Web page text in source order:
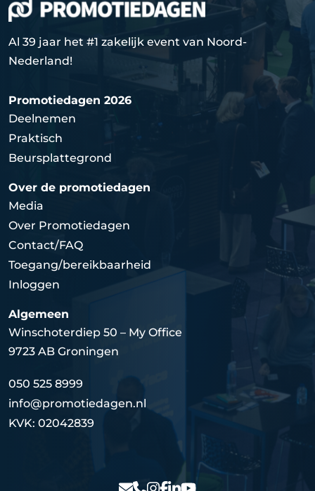
Al 39 jaar het #1 zakelijk event van Noord-
Nederland!
Promotiedagen 2026
Deelnemen
Praktisch
Beursplattegrond
Over de promotiedagen
Media
Over Promotiedagen
Contact/FAQ
Toegang/bereikbaarheid
Inloggen
Algemeen
Winschoterdiep 50 – My Office
9723 AB Groningen
050 525 8999
info@promotiedagen.nl
KVK: 02042839